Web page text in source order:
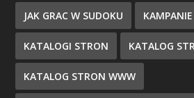
JAK GRAC W SUDOKU
KATALOGI STRON KATALOG
KATALOG STRON WWW